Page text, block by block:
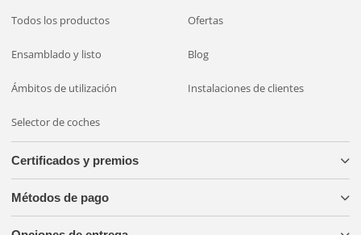
Todos los productos Ofertas
Ensamblado y listo Blog
Ámbitos de utilización Instalaciones de clientes
Selector de coches
Certificados y premios
Métodos de pago